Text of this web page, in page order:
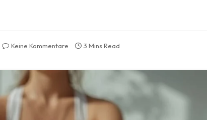
Keine Kommentare 3 Mins Read